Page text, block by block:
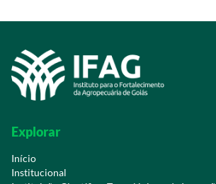
Explorar
Início
Institucional